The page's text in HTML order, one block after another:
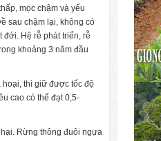
mọc chậm và yếu
sau chậm lại, không có
đới. Hệ rễ phát triển, rễ
khoảng 3 năm đầu
thì giữ được tốc độ
cao có thể đạt 0,5-
Rừng thông đuôi ngựa